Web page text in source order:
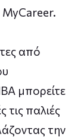
MyCareer.
από
μπορείτε
τις παλιές
την